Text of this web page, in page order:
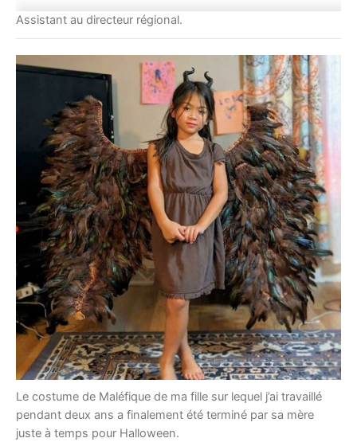
Assistant au directeur régional.
Le costume de Maléfique de ma fille sur lequel j’ai travaillé
pendant deux ans a finalement été terminé par sa mère
juste à temps pour Halloween.